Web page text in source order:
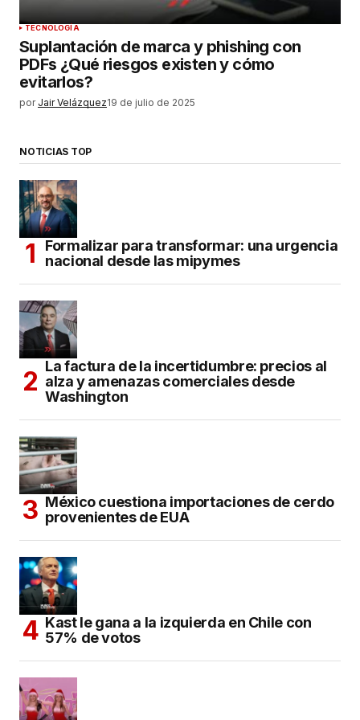
TECNOLOGÍA
Suplantación de marca y phishing con
PDFs ¿Qué riesgos existen y cómo
evitarlos?
por Jair Velázquez19 de julio de 2025
NOTICIAS TOP
Formalizar para transformar: una urgencia
nacional desde las mipymes
La factura de la incertidumbre: precios al
alza y amenazas comerciales desde
Washington
México cuestiona importaciones de cerdo
provenientes de EUA
Kast le gana a la izquierda en Chile con
57% de votos